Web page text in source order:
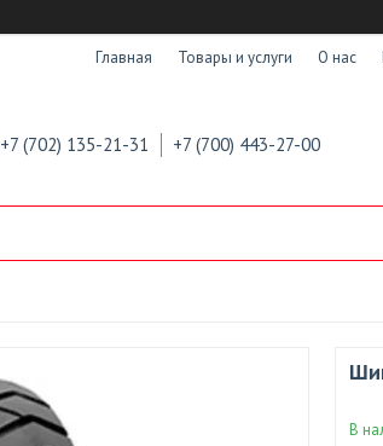
Главная Товары и услуги О нас
+7 (702) 135-21-31 +7 (700) 443-27-00
В